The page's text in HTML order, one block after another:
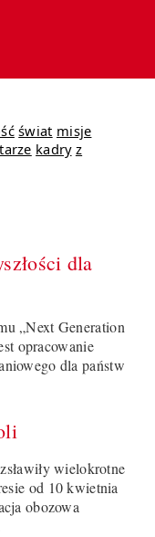
świat misje
kadry z
dla
„Next Generation
opracowanie
dla państw
wielokrotne
od 10 kwietnia
obozowa